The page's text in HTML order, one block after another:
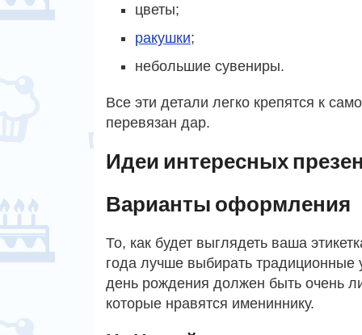
цветы;
ракушки;
небольшие сувениры.
Все эти детали легко крепятся к
перевязан дар.
Идеи интересных
Варианты оформления
То, как будет выглядеть ваша
года лучше выбирать
день рождения должен быть очень
которые нравятся имениннику.